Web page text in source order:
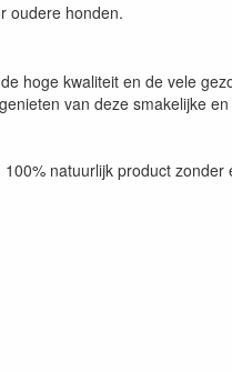
oudere honden.
hoge kwaliteit en de vele
van deze smakelijke
natuurlijk product zonder